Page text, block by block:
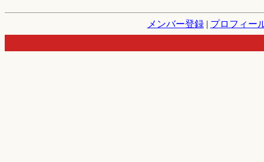
メンバー登録| プロフィー